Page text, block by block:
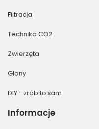
Filtracja
Technika CO2
Zwierzęta
Glony
DIY - zrób to sam
Informacje